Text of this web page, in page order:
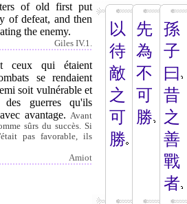
以
待
敵
之
可
勝
先
為
不
可
勝
孫
子
曰
昔
之
善
戰
者
of old first put
of defeat, and then
the enemy.
Giles IV.1.
ceux qui étaient
se rendaient
soit vulnérable et
des guerres qu'ils
avantage. Avant
sûrs du succès. Si
pas favorable, ils
Amiot